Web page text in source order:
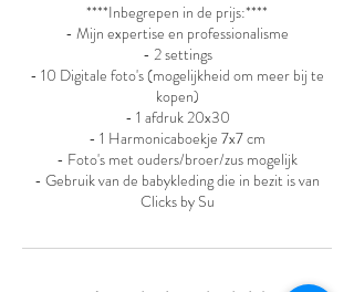
****Inbegrepen in de prijs:****
- Mijn expertise en professionalisme
- 2 settings
- 10 Digitale foto's (mogelijkheid om meer bij te
kopen)
- 1 afdruk 20x30
- 1 Harmonicaboekje 7x7 cm
- Foto's met ouders/broer/zus mogelijk
- Gebruik van de babykleding die in bezit is van
Clicks by Su